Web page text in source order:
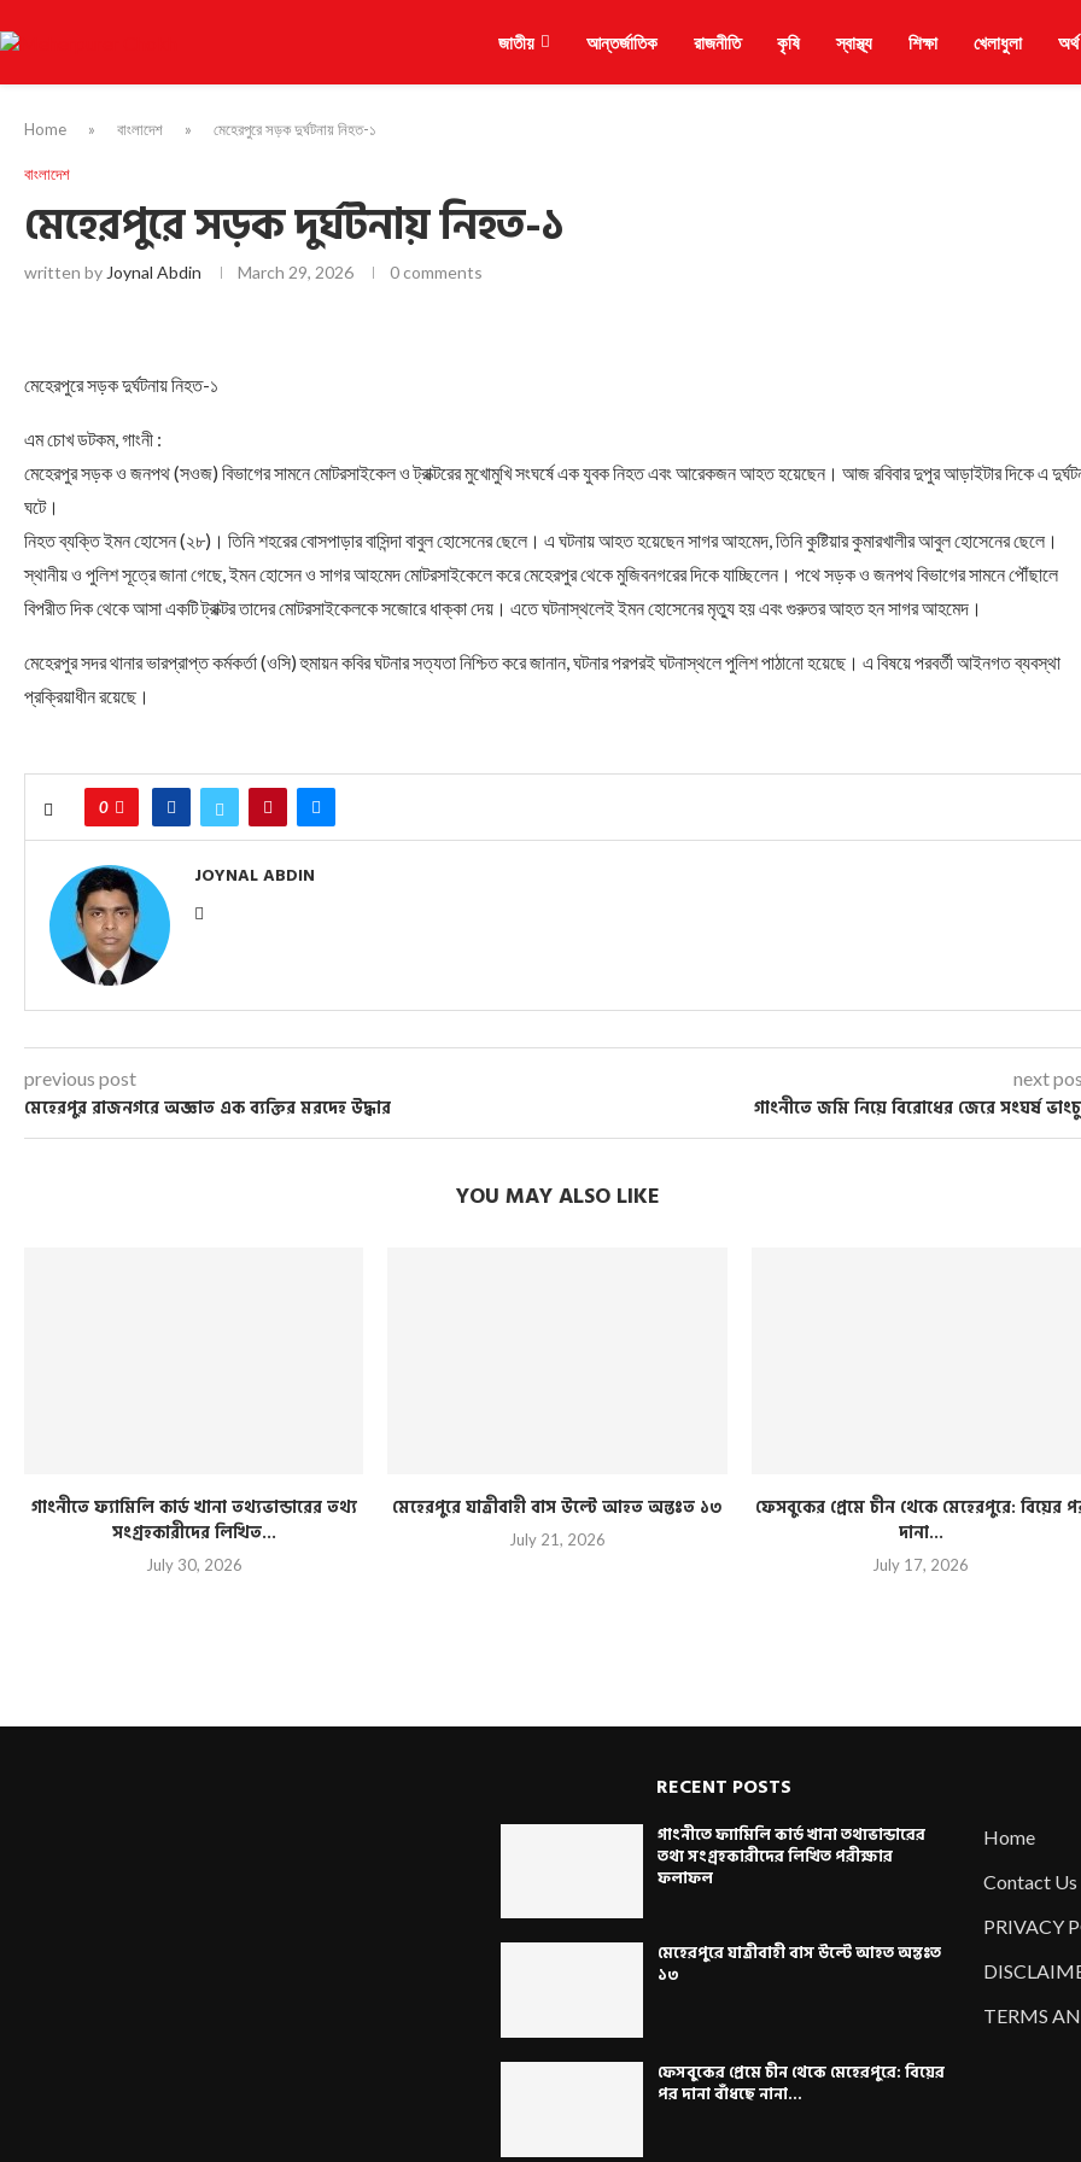
জাতীয় আন্তর্জাতিক রাজনীতি কৃষি স্বাস্থ্য শিক্ষা খেলাধুলা
Home » বাংলাদেশ » মেহেরপুরে সড়ক দুর্ঘটনায় নিহত-১
বাংলাদেশ
মেহেরপুরে সড়ক দুর্ঘটনায় নিহত-১
written by Joynal Abdin March 29, 2026 0 comments
মেহেরপুরে সড়ক দুর্ঘটনায় নিহত-১
এম চোখ ডটকম, গাংনী :
মেহেরপুর সড়ক ও জনপথ (সওজ) বিভাগের সামনে মোটরসাইকেল ও ট্রাক্টরের মুখোমুখি সংঘর্ষে এক যুবক নিহত এবং আরেকজন আহত হয়েছেন। আজ রবিবার দুপুর আড়াইটার দিকে এ
ঘটে।
নিহত ব্যক্তি ইমন হোসেন (২৮)। তিনি শহরের বোসপাড়ার বাসিন্দা বাবুল হোসেনের ছেলে। এ ঘটনায় আহত হয়েছেন সাগর আহমেদ, তিনি কুষ্টিয়ার কুমারখালীর আবুল হোসেনের ছেলে।
স্থানীয় ও পুলিশ সূত্রে জানা গেছে, ইমন হোসেন ও সাগর আহমেদ মোটরসাইকেলে করে মেহেরপুর থেকে মুজিবনগরের দিকে যাচ্ছিলেন। পথে সড়ক ও জনপথ বিভাগের সামনে পৌঁছালে
বিপরীত দিক থেকে আসা একটি ট্রাক্টর তাদের মোটরসাইকেলকে সজোরে ধাক্কা দেয়। এতে ঘটনাস্থলেই ইমন হোসেনের মৃত্যু হয় এবং গুরুতর আহত হন সাগর আহমেদ।
মেহেরপুর সদর থানার ভারপ্রাপ্ত কর্মকর্তা (ওসি) হুমায়ন কবির ঘটনার সত্যতা নিশ্চিত করে জানান, ঘটনার পরপরই ঘটনাস্থলে পুলিশ পাঠানো হয়েছে। এ বিষয়ে পরবর্তী আইনগত ব্যবস্থা
প্রক্রিয়াধীন রয়েছে।
0
JOYNAL ABDIN
previous post
মেহেরপুর রাজনগরে অজ্ঞাত এক ব্যক্তির মরদেহ উদ্ধার
next
গাংনীতে জমি নিয়ে বিরোধের জেরে সংঘর্ষ
YOU MAY ALSO LIKE
গাংনীতে ফ্যামিলি কার্ড খানা তথ্যভান্ডারের তথ্য
সংগ্রহকারীদের লিখিত...
July 30, 2026
মেহেরপুরে যাত্রীবাহী বাস উল্টে আহত অন্তঃত ১৩
July 21, 2026
ফেসবুকের প্রেমে চীন থেকে মেহেরপুরে: বিয়ের
দানা...
July 17, 2026
RECENT POSTS
গাংনীতে ফ্যামিলি কার্ড খানা তথ্যভান্ডারের
তথ্য সংগ্রহকারীদের লিখিত পরীক্ষার
ফলাফল
মেহেরপুরে যাত্রীবাহী বাস উল্টে আহত অন্তঃত
১৩
ফেসবুকের প্রেমে চীন থেকে মেহেরপুরে: বিয়ের
পর দানা বাঁধছে নানা...
Home
Contact Us
PRIVACY
TERMS